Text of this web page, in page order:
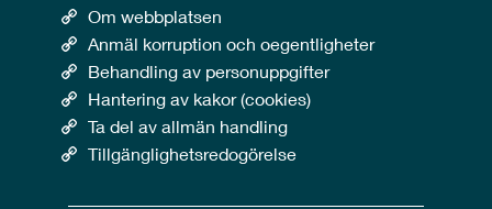
Om webbplatsen
Anmäl korruption och oegentligheter
Behandling av personuppgifter
Hantering av kakor (cookies)
Ta del av allmän handling
Tillgänglighetsredogörelse